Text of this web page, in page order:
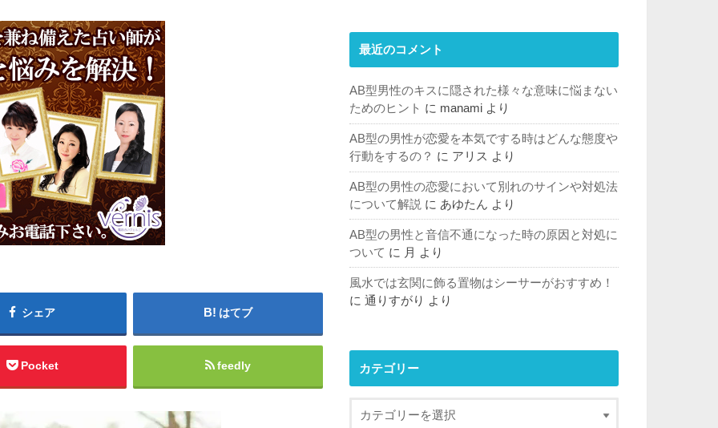
シェア はてブ
Pocket feedly
最近のコメント
AB型男性のキスに隠された様々な意味に悩まない
ためのヒント に manami より
AB型の男性が恋愛を本気でする時はどんな態度や
行動をするの？ に アリス より
AB型の男性の恋愛において別れのサインや対処法
について解説 に あゆたん より
AB型の男性と音信不通になった時の原因と対処に
ついて に 月 より
風水では玄関に飾る置物はシーサーがおすすめ！
に 通りすがり より
カテゴリー